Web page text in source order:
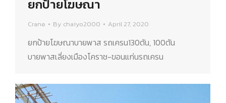
ยกป้ายโฆษณา
Crane By chaiyo2000 April 27, 2020
ยกป้ายโฆษณาบายพาส​ รถเครน130ตัน, 100ตัน
บายพาสเลี่ยงเมืองโคราช-ขอนแก่นรถเครน